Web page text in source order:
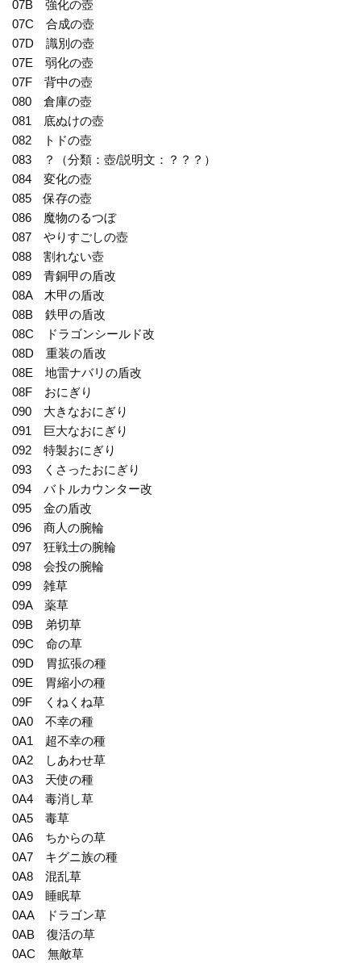
07B 強化の壺
07C 合成の壺
07D 識別の壺
07E 弱化の壺
07F 背中の壺
080 倉庫の壺
081 底ぬけの壺
082 トドの壺
083 ？（分類：壺/説明文：？？？）
084 変化の壺
085 保存の壺
086 魔物のるつぼ
087 やりすごしの壺
088 割れない壺
089 青銅甲の盾改
08A 木甲の盾改
08B 鉄甲の盾改
08C ドラゴンシールド改
08D 重装の盾改
08E 地雷ナバリの盾改
08F おにぎり
090 大きなおにぎり
091 巨大なおにぎり
092 特製おにぎり
093 くさったおにぎり
094 バトルカウンター改
095 金の盾改
096 商人の腕輪
097 狂戦士の腕輪
098 会投の腕輪
099 雑草
09A 薬草
09B 弟切草
09C 命の草
09D 胃拡張の種
09E 胃縮小の種
09F くねくね草
0A0 不幸の種
0A1 超不幸の種
0A2 しあわせ草
0A3 天使の種
0A4 毒消し草
0A5 毒草
0A6 ちからの草
0A7 キグニ族の種
0A8 混乱草
0A9 睡眠草
0AA ドラゴン草
0AB 復活の草
0AC 無敵草